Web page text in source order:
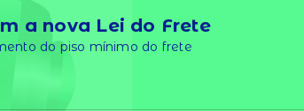
a nova Lei do Frete
do piso mínimo do frete